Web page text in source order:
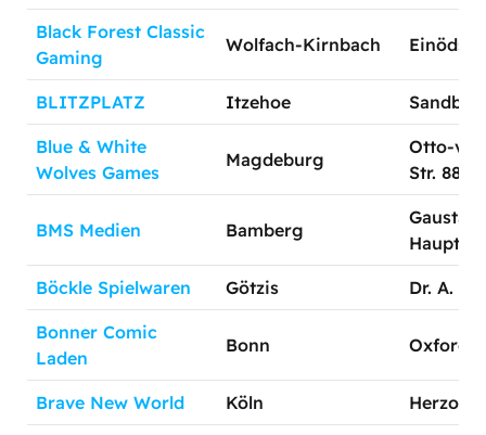
Black Forest Classic
Gaming
Wolfach-Kirnbach
BLITZPLATZ Itzehoe
Blue & White
Wolves Games
Magdeburg
Otto-
Str. 88
BMS Medien Bamberg
Böckle Spielwaren Götzis Dr. A.
Bonner Comic
Laden
Bonn
Brave New World Köln